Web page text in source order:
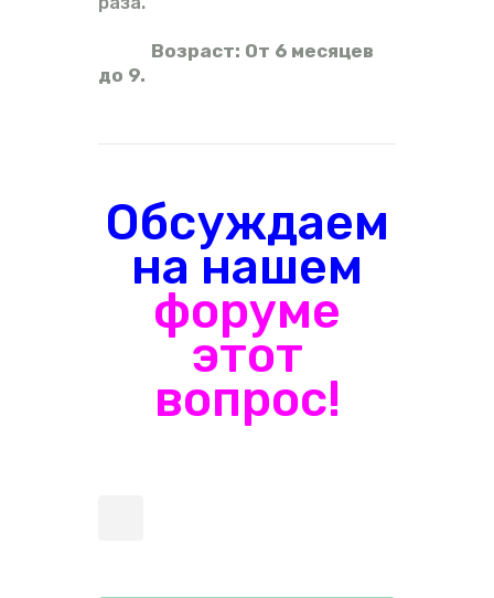
Возраст: От 6 месяцев
до 9.
Обсуждаем
на нашем
форуме
этот
вопрос!